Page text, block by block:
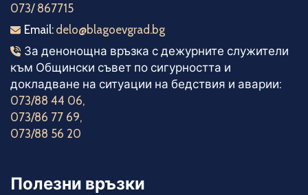
073/ 867715
Електронна поща
Email: delo@blagoevgrad.bg
Телефони за денонощна връзка
За денонощна връзка с дежурните служители
към Общински съвет по сигурността и
докладване на ситуации на бедствия и аварии:
073/88 44 06,
073/86 77 69,
073/88 56 20
Полезни връзки